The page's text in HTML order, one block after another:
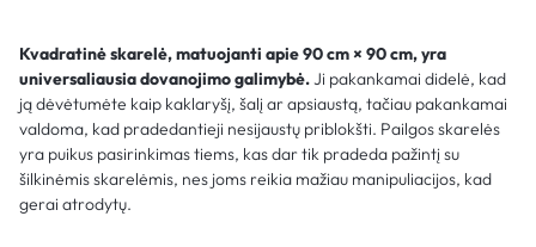
Kvadratinė skarelė, matuojanti apie 90 cm × 90 cm, yra
universaliausia dovanojimo galimybė.Ji pakankamai didelė, kad
ją dėvėtumėte kaip kaklaryšį, šalį ar apsiaustą, tačiau pakankamai
valdoma, kad pradedantieji nesijaustų priblokšti. Pailgos skarelės
yra puikus pasirinkimas tiems, kas dar tik pradeda pažintį su
šilkinėmis skarelėmis, nes joms reikia mažiau manipuliacijos, kad
gerai atrodytų.